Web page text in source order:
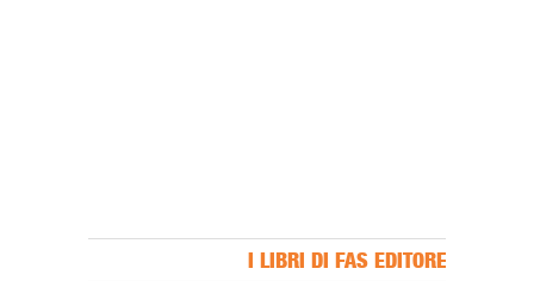
I LIBRI DI FAS EDITORE